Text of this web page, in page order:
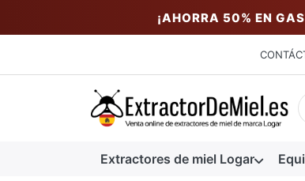
¡AHORRA 50% EN
Extractores de miel Logar